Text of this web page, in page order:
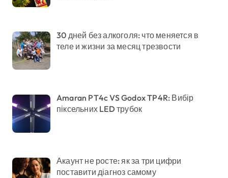
30 дней без алкоголя: что меняется в
теле и жизни за месяц трезвости
Amaran PT4c VS Godox TP4R: Вибір
піксельних LED трубок
Акаунт не росте: як за три цифри
поставити діагноз самому